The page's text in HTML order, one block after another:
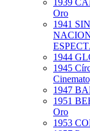
1939
Oro
1941
1944
1945
1947
1951
Oro
1953